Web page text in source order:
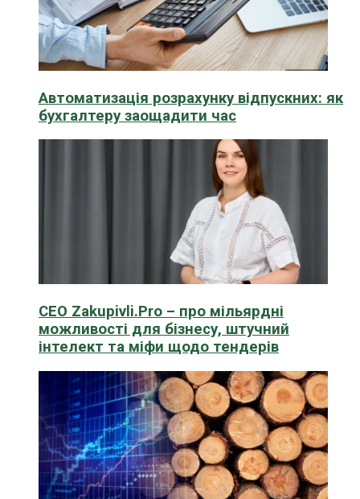
Автоматизація розрахунку відпускних: як
бухгалтеру заощадити час
CEO Zakupivli.Pro – про мільярдні
можливості для бізнесу, штучний
інтелект та міфи щодо тендерів